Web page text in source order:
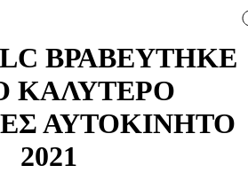
LC ΒΡΑΒΕΥΤΗΚΕ
ΚΑΛΥΤΕΡΟ
ΑΥΤΟΚΙΝΗΤΟ
2021